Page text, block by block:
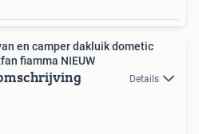
en camper dakluik dometic
fiamma NIEUW
Details